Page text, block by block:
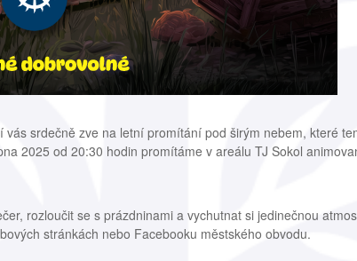
srdečně zve na letní promítání pod širým nebem, které
2025 od 20:30 hodin promítáme v areálu TJ Sokol
rozloučit se s prázdninami a vychutnat si jedinečnou
stránkách nebo Facebooku městského obvodu.